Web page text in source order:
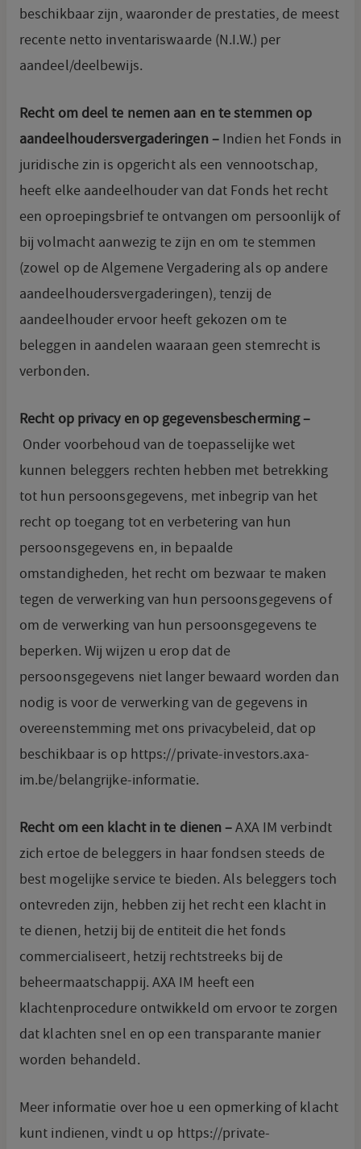
beschikbaar zijn, waaronder de prestaties, de meest
recente netto inventariswaarde (N.I.W.) per
aandeel/deelbewijs.
Recht om deel te nemen aan en te stemmen op
aandeelhoudersvergaderingen – Indien het Fonds in
juridische zin is opgericht als een vennootschap,
heeft elke aandeelhouder van dat Fonds het recht
een oproepingsbrief te ontvangen om persoonlijk of
bij volmacht aanwezig te zijn en om te stemmen
(zowel op de Algemene Vergadering als op andere
aandeelhoudersvergaderingen), tenzij de
aandeelhouder ervoor heeft gekozen om te
beleggen in aandelen waaraan geen stemrecht is
verbonden.
Recht op privacy en op gegevensbescherming –
Onder voorbehoud van de toepasselijke wet
kunnen beleggers rechten hebben met betrekking
tot hun persoonsgegevens, met inbegrip van het
recht op toegang tot en verbetering van hun
persoonsgegevens en, in bepaalde
omstandigheden, het recht om bezwaar te maken
tegen de verwerking van hun persoonsgegevens of
om de verwerking van hun persoonsgegevens te
beperken. Wij wijzen u erop dat de
persoonsgegevens niet langer bewaard worden dan
nodig is voor de verwerking van de gegevens in
overeenstemming met ons privacybeleid, dat op
beschikbaar is op https://private-investors.axa-
im.be/belangrijke-informatie.
Recht om een klacht in te dienen –AXA IM verbindt
zich ertoe de beleggers in haar fondsen steeds de
best mogelijke service te bieden. Als beleggers toch
ontevreden zijn, hebben zij het recht een klacht in
te dienen, hetzij bij de entiteit die het fonds
commercialiseert, hetzij rechtstreeks bij de
beheermaatschappij. AXA IM heeft een
klachtenprocedure ontwikkeld om ervoor te zorgen
dat klachten snel en op een transparante manier
worden behandeld.
Meer informatie over hoe u een opmerking of klacht
kunt indienen, vindt u op https://private-